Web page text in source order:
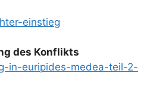
einstieg
des Konflikts
in-euripides-medea-teil-2-